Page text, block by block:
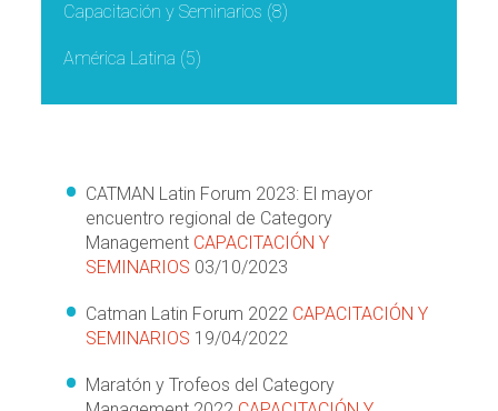
Capacitación y Seminarios (8)
América Latina (5)
CATMAN Latin Forum 2023: El mayor
encuentro regional de Category
Management CAPACITACIÓN Y
SEMINARIOS 03/10/2023
Catman Latin Forum 2022 CAPACITACIÓN Y
SEMINARIOS 19/04/2022
Maratón y Trofeos del Category